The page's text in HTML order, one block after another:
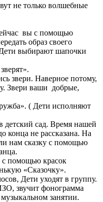
только волшебные
вы с помощью
образ своего
выбирают шапочки
звери. Наверное потому,
Звери ваши добрые,
( Дети исполняют
детский сад. Время нашей
конца не рассказана. На
нам сказку с помощью
помощью красок
«Сказочку».
Дети уходят в группу.
звучит фонограмма
занятии.